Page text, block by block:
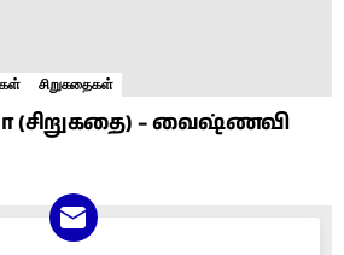
சிறுகதைகள்
(சிறுகதை) – வைஷ்ணவி